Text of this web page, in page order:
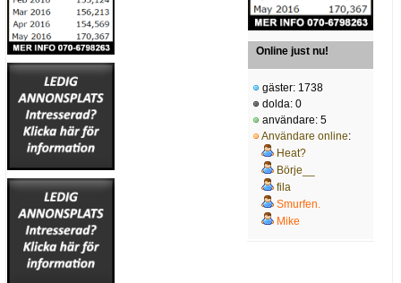
Online just nu!
gäster: 1738
dolda: 0
användare: 5
Användare online:
Heat?
Börje__
fila
Smurfen.
Mike